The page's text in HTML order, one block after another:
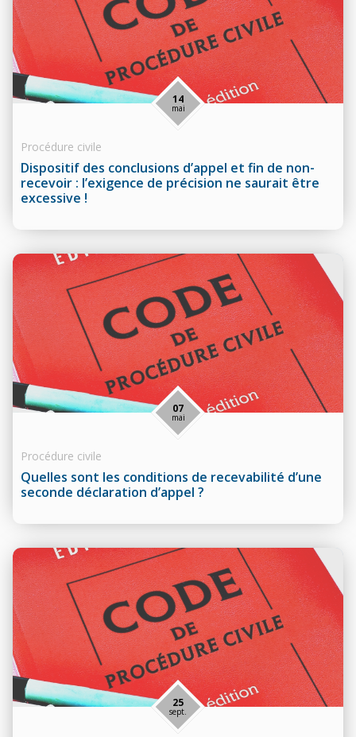
Dispositif des conclusions d’appel et fin de non-
recevoir : l’exigence de précision ne saurait être
excessive !
14
mai
Procédure civile
Quelles sont les conditions de recevabilité d’une
seconde déclaration d’appel ?
07
mai
Procédure civile
25
sept.